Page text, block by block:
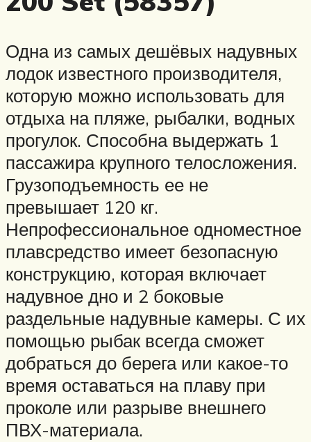
Одна из самых дешёвых надувных
лодок известного производителя,
которую можно использовать для
отдыха на пляже, рыбалки, водных
прогулок. Способна выдержать 1
пассажира крупного телосложения.
Грузоподъемность ее не
превышает 120 кг.
Непрофессиональное одноместное
плавсредство имеет безопасную
конструкцию, которая включает
надувное дно и 2 боковые
раздельные надувные камеры. С их
помощью рыбак всегда сможет
добраться до берега или какое-то
время оставаться на плаву при
проколе или разрыве внешнего
ПВХ-материала.